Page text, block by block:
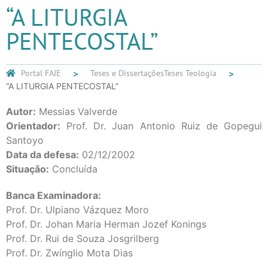
“A LITURGIA
PENTECOSTAL”
Portal FAJE Teses e DissertaçõesTeses Teologia
“A LITURGIA PENTECOSTAL”
Autor: Messias Valverde
Orientador: Prof. Dr. Juan Antonio Ruiz de Gopegui
Santoyo
Data da defesa: 02/12/2002
Situação: Concluída
Banca Examinadora:
Prof. Dr. Ulpiano Vázquez Moro
Prof. Dr. Johan Maria Herman Jozef Konings
Prof. Dr. Rui de Souza Josgrilberg
Prof. Dr. Zwínglio Mota Dias